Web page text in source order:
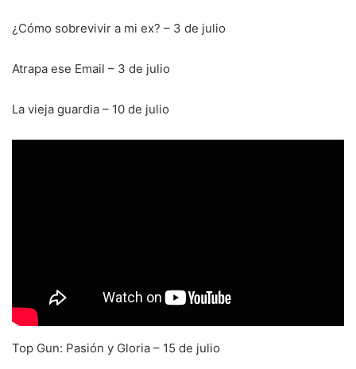
¿Cómo sobrevivir a mi ex? – 3 de julio
Atrapa ese Email – 3 de julio
La vieja guardia – 10 de julio
Top Gun: Pasión y Gloria – 15 de julio